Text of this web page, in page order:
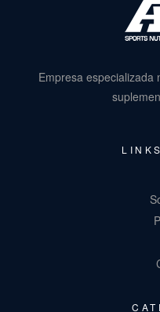
Empresa especializada